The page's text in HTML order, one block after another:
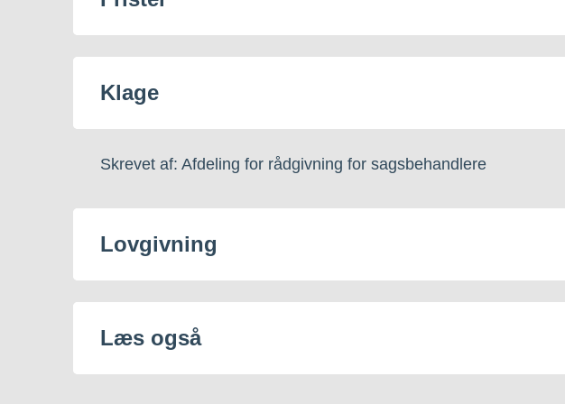
Klage
Skrevet af: Afdeling for rådgivning for sagsbehandlere
Lovgivning
Læs også